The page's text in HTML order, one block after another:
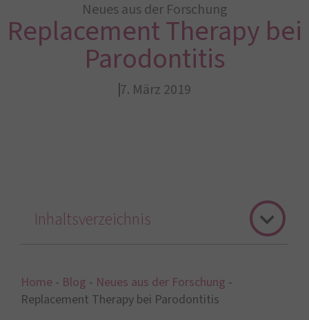
Neues aus der Forschung
Replacement Therapy bei
Parodontitis
7. März 2019
Home - Blog - Neues aus der Forschung -
Replacement Therapy bei Parodontitis
Inhaltsverzeichnis